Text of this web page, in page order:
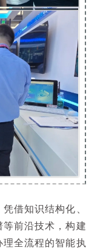
借知识结构化、
等前沿技术，构建
全流程的智能执